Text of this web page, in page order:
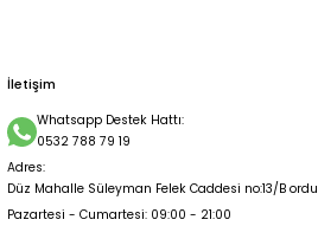
İletişim
Whatsapp Destek Hattı:
0532 788 79 19
Adres:
Düz Mahalle Süleyman Felek Caddesi no:13/B ordu
Pazartesi - Cumartesi: 09:00 - 21:00